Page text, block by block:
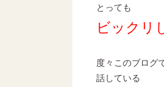
とっても
ビックリ
度々このブログ
話している